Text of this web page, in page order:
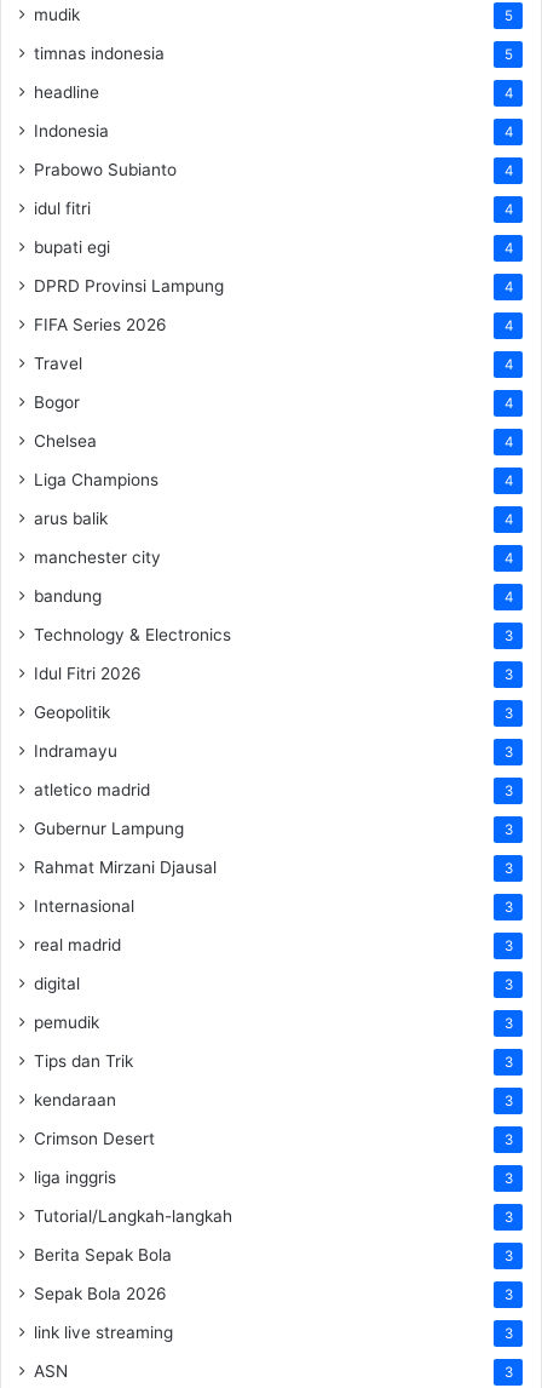
mudik 5
timnas indonesia 5
headline 4
Indonesia 4
Prabowo Subianto 4
idul fitri 4
bupati egi 4
DPRD Provinsi Lampung 4
FIFA Series 2026 4
Travel 4
Bogor 4
Chelsea 4
Liga Champions 4
arus balik 4
manchester city 4
bandung 4
Technology & Electronics 3
Idul Fitri 2026 3
Geopolitik 3
Indramayu 3
atletico madrid 3
Gubernur Lampung 3
Rahmat Mirzani Djausal 3
Internasional 3
real madrid 3
digital 3
pemudik 3
Tips dan Trik 3
kendaraan 3
Crimson Desert 3
liga inggris 3
Tutorial/Langkah-langkah 3
Berita Sepak Bola 3
Sepak Bola 2026 3
link live streaming 3
ASN 3